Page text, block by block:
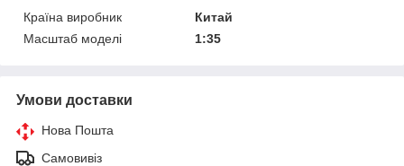
Країна виробник
Китай
Масштаб моделі
1:35
Умови доставки
Нова Пошта
Самовивіз